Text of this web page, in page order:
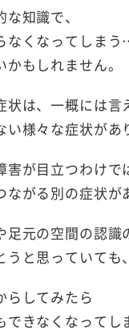
知識で、
なくなってしまう
もしれません。
は、一概には言
様々な症状があ
が目立つわけで
がる別の症状が
元の空間の認識
と思っていても
らしてみたら
できなくなって